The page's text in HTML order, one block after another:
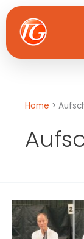
Zum
Inhalt
springen
Home
Checkpunkte
für
den